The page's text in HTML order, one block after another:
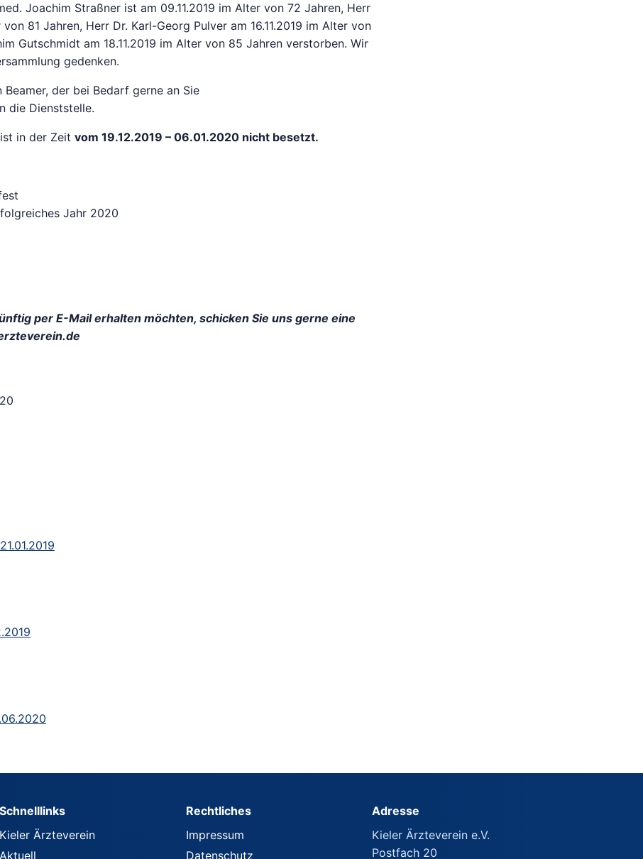
Joachim Straßner ist am 09.11.2019 im Alter von 72 Jahren, Herr
81 Jahren, Herr Dr. Karl-Georg Pulver am 16.11.2019 im Alter von
Gutschmidt am 18.11.2019 im Alter von 85 Jahren verstorben. Wir
gedenken.
der bei Bedarf gerne an Sie
die Dienststelle.
in der Zeit vom 19.12.2019 – 06.01.2020 nicht besetzt.
Jahr 2020
per E-Mail erhalten möchten, schicken Sie uns gerne eine
Schnelllinks
Kieler Ärzteverein
Aktuell
Rechtliches
Impressum
Datenschutz
Adresse
Kieler Ärzteverein e.V.
Postfach 20